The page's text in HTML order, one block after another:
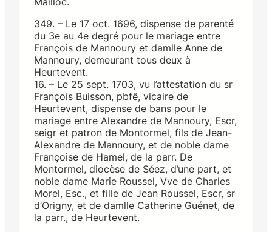
349. – Le 17 oct. 1696, dispense de parenté
du 3e au 4e degré pour le mariage entre
François de Mannoury et damlle Anne de
Mannoury, demeurant tous deux à
Heurtevent.
16. – Le 25 sept. 1703, vu l’attestation du sr
François Buisson, pbfë, vicaire de
Heurtevent, dispense de bans pour le
mariage entre Alexandre de Mannoury, Escr,
seigr et patron de Montormel, fils de Jean-
Alexandre de Mannoury, et de noble dame
Françoise de Hamel, de la parr. De
Montormel, diocèse de Séez, d’une part, et
noble dame Marie Roussel, Vve de Charles
Morel, Esc., et fille de Jean Roussel, Escr, sr
d’Origny, et de damlle Catherine Guénet, de
la parr., de Heurtevent.